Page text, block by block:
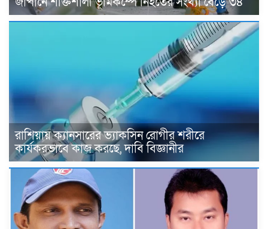
রাশিয়ায় ক্যানসারের ভ্যাকসিন রোগীর শরীরে
কার্যকরভাবে কাজ করছে, দাবি বিজ্ঞানীর